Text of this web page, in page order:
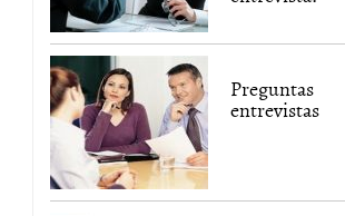
Preguntas
entrevistas